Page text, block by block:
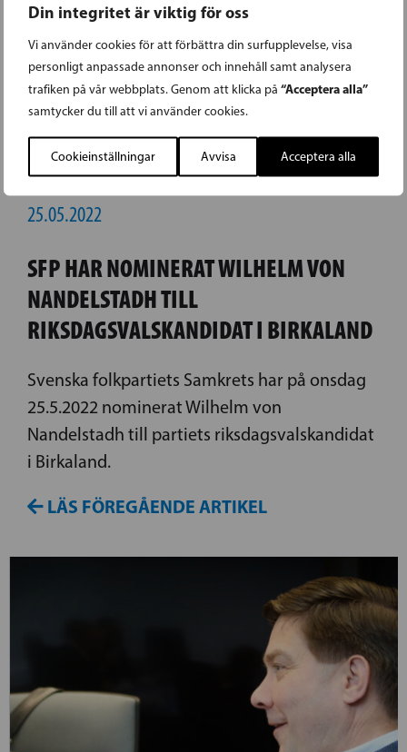
Din integritet är viktig för oss
Vi använder cookies för att förbättra din surfupplevelse, visa
personligt anpassade annonser och innehåll samt analysera
trafiken på vår webbplats. Genom att klicka på “Acceptera alla”
samtycker du till att vi använder cookies.
Cookieinställningar Avvisa Acceptera alla
25.05.2022
SFP HAR NOMINERAT WILHELM VON
NANDELSTADH TILL
RIKSDAGSVALSKANDIDAT I BIRKALAND
Svenska folkpartiets Samkrets har på onsdag
25.5.2022 nominerat Wilhelm von
Nandelstadh till partiets riksdagsvalskandidat
i Birkaland.
LÄS FÖREGÅENDE ARTIKEL